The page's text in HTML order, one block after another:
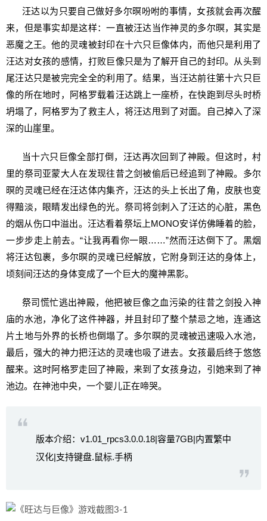
汪达以为只要自己做好多尔暝吩咐的事情，女孩就会再次醒
来，但是事实却是这样：一直被汪达当作神灵的多尔暝，其实是
恶魔之王。他的灵魂被封印在十六只巨像体内，而他只是利用了
汪达对女孩的感情，打败巨像只是为了解开自己的封印。从头到
尾汪达只是被完完全全的利用了。结果，当汪达前往第十六只巨
像的所在地时，阿格罗载着汪达跳上一座桥，在快跑到尽头时桥
坍塌了，阿格罗为了救主人，将汪达甩到了对面。自己掉入了深
深的山崖里。
当十六只巨像全部打倒，汪达再次回到了神殿。但这时，村
里的祭司亚蒙大人在发现往昔之剑被偷后已经追到了神殿。多尔
暝的灵魂已经在汪达体内集齐，汪达的头上长出了角，皮肤也变
得黯淡，眼睛发出绿色的光。祭司将剑刺入了汪达的心脏，黑色
的烟从伤口中溢出。汪达看着祭坛上MONO安详仿佛睡着的脸，
一步步走上前去。“让我再看你一眼……”然而汪达倒下了。黑烟
将汪达包裹，多尔暝的灵魂已经解放，它附身到汪达的身体上，
顷刻间汪达的身体变成了一个巨大的魔神黑影。
祭司慌忙逃出神殿，他把被巨像之血污染的往昔之剑投入神
庙的水池，净化了这件神器，并且封印了整个禁忌之地，连通这
片土地与外界的长桥也倒塌了。多尔暝的灵魂被迅速吸入水池，
最后，强大的神力把汪达的灵魂也吸了进去。女孩最后终于悠悠
醒来。这时阿格罗走回了神殿，来到了女孩身边，引她来到了神
池边。在神池中央，一个婴儿正在啼哭。
版本介绍：v1.01_rpcs3.0.0.18|容量7GB|内置繁中
汉化|支持键盘.鼠标.手柄